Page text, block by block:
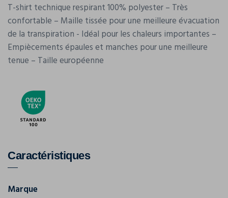
T-shirt technique respirant 100% polyester – Très
confortable – Maille tissée pour une meilleure évacuation
de la transpiration - Idéal pour les chaleurs importantes –
Empiècements épaules et manches pour une meilleure
tenue – Taille européenne
Caractéristiques
Marque